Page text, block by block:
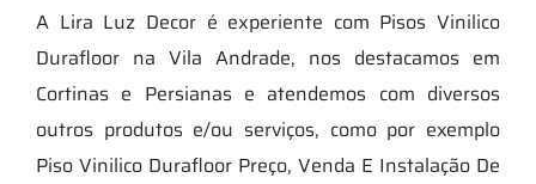
A Lira Luz Decor é experiente com Pisos Vinilico
Durafloor na Vila Andrade, nos destacamos em
Cortinas e Persianas e atendemos com diversos
outros produtos e/ou serviços, como por exemplo
Piso Vinilico Durafloor Preço, Venda E Instalação De